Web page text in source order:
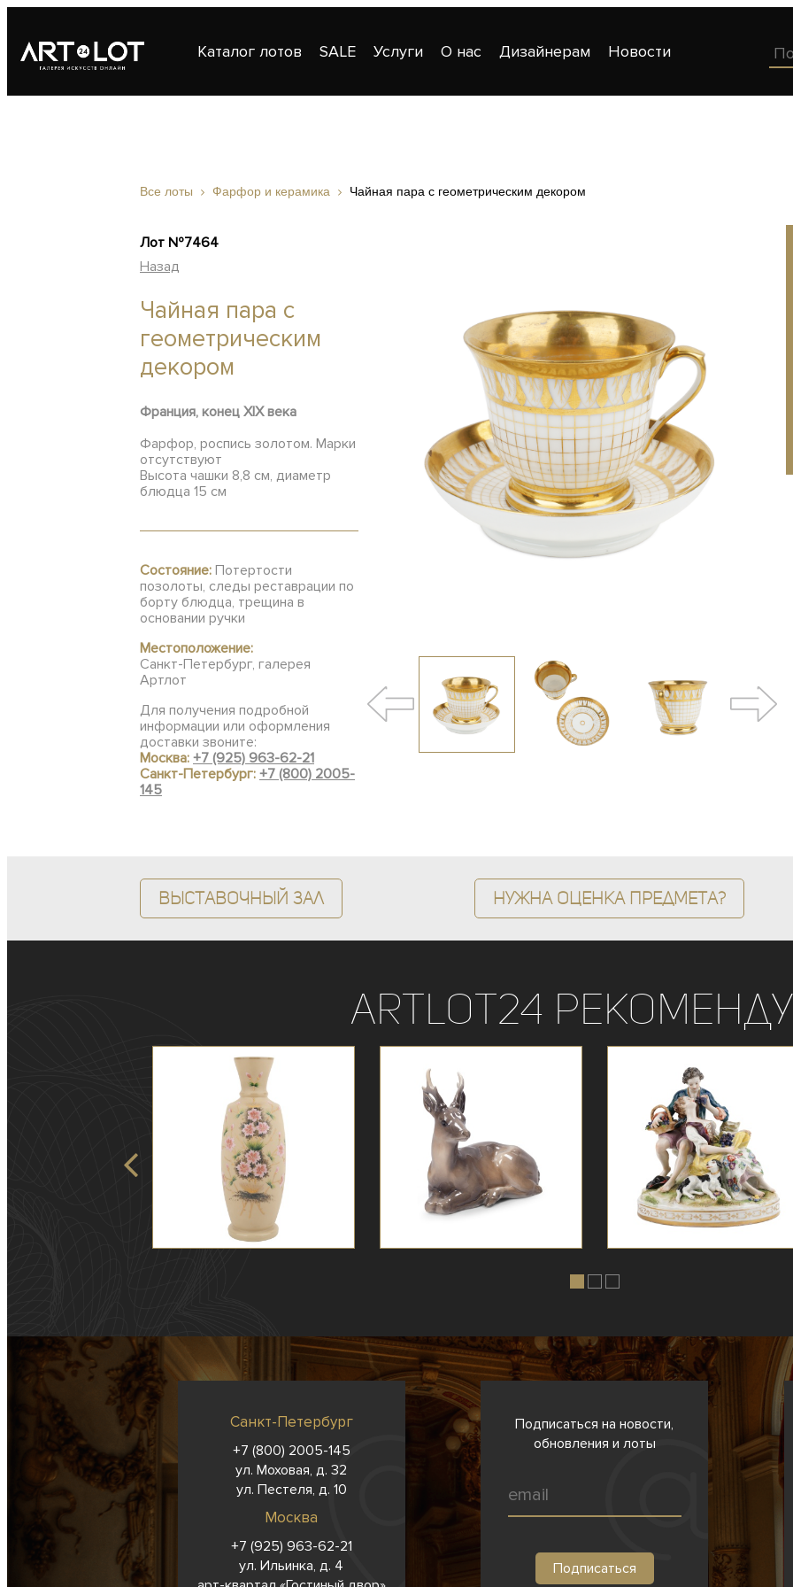
Каталог лотов SALE Услуги О нас Дизайнерам Новости
Все лоты Фарфор и керамика Чайная пара c геометрическим декором
Лот №7464
Назад
Чайная пара c
геометрическим
декором
Франция, конец XIX века
Фарфор, роспись золотом. Марки
отсутствуют
Высота чашки 8,8 см, диаметр
блюдца 15 см
Состояние: Потертости
позолоты, следы реставрации по
борту блюдца, трещина в
основании ручки
Местоположение:
Санкт-Петербург, галерея
Артлот
Для получения подробной
информации или оформления
доставки звоните:
Москва: +7 (925) 963-62-21
Санкт-Петербург: +7 (800) 2005-
145
Выставочный зал Нужна оценка предмета?
ArtLot24
Санкт-Петербург
+7 (800) 2005-145
ул. Моховая, д. 32
ул. Пестеля, д. 10
Москва
+7 (925) 963-62-21
ул. Ильинка, д. 4
Подписаться на новости,
обновления и лоты